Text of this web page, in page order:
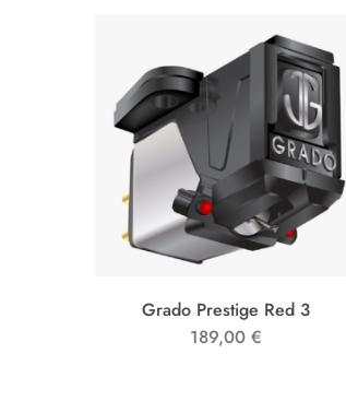
Grado Prestige Red 3
189,00 €